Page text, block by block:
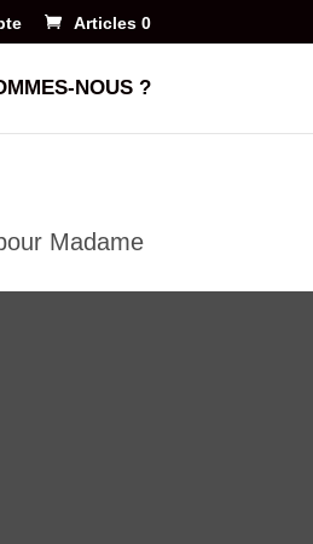
Articles 0
NOUS ?
Madame